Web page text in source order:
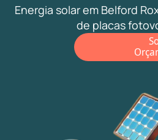
Energia solar em Belford
de placas